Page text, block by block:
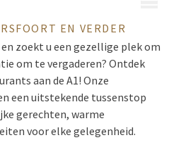
EN VERDER
zoekt u een gezellige plek om
om te vergaderen? Ontdek
aan de A1! Onze
een uitstekende tussenstop
gerechten, warme
voor elke gelegenheid.